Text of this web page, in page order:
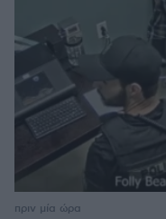
πριν μία ώρα